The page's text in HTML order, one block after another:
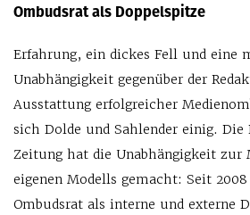
Ombudsrat als Doppelspitze
Erfahrung, ein dickes Fell und eine
Unabhängigkeit gegenüber der
Ausstattung erfolgreicher
sich Dolde und Sahlender einig. Die
Zeitung hat die Unabhängigkeit zur
eigenen Modells gemacht: Seit
Ombudsrat als interne und externe